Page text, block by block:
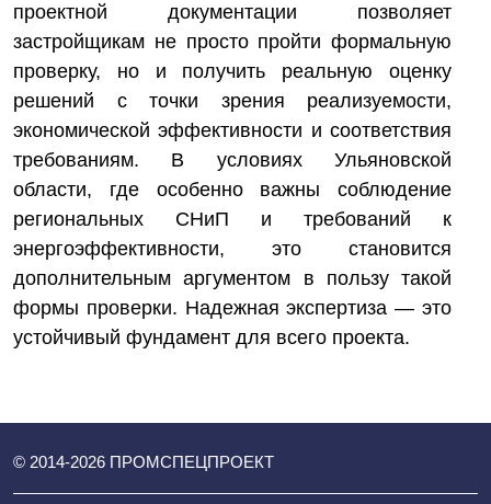
проектной документации позволяет
застройщикам не просто пройти формальную
проверку, но и получить реальную оценку
решений с точки зрения реализуемости,
экономической эффективности и соответствия
требованиям. В условиях Ульяновской
области, где особенно важны соблюдение
региональных СНиП и требований к
энергоэффективности, это становится
дополнительным аргументом в пользу такой
формы проверки. Надежная экспертиза — это
устойчивый фундамент для всего проекта.
© 2014-2026 ПРОМСПЕЦПРОЕКТ